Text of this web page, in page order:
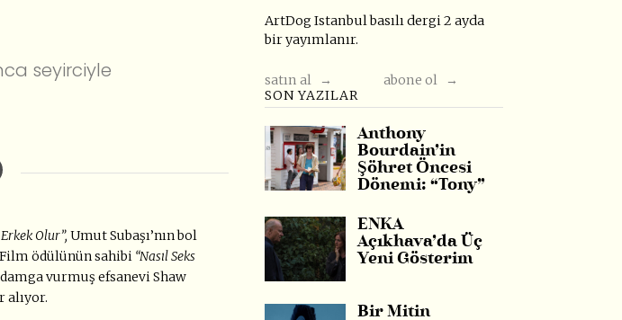
seyirciyle
Olur”, Umut Subaşı’nın bol
ödülünün sahibi “Nasıl Seks
vurmuş efsanevi Shaw
alıyor.
ArtDog Istanbul basılı dergi 2 ayda
bir yayımlanır.
satın al →
abone ol →
SON YAZILAR
Anthony
Bourdain’in
Şöhret Öncesi
Dönemi: “Tony”
ENKA
Açıkhava’da Üç
Yeni Gösterim
Bir Mitin